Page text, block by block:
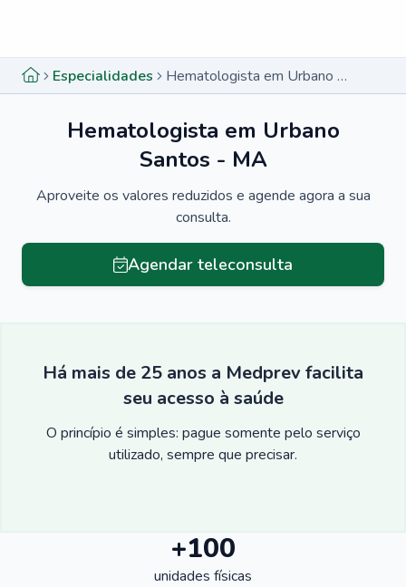
Especialidades Hematologista em Urbano Santos - MA
Hematologista em Urbano
Santos - MA
Aproveite os valores reduzidos e agende agora a sua
consulta.
Agendar teleconsulta
Há mais de 25 anos a Medprev facilita
seu acesso à saúde
O princípio é simples: pague somente pelo serviço
utilizado, sempre que precisar.
+100
unidades físicas